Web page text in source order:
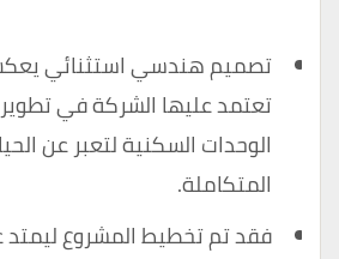
تصميم هندسي استثنائي
تعتمد عليها الشركة في
الوحدات السكنية لتعبر عن
المتكاملة.
فقد تم تخطيط المشروع